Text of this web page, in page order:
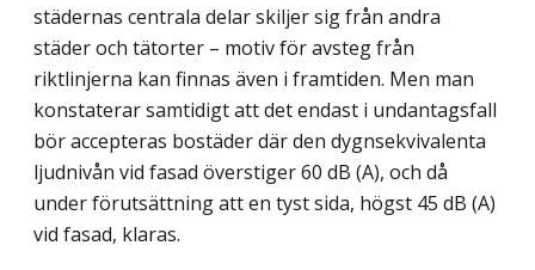
städernas centrala delar skiljer sig från andra
städer och tätorter – motiv för avsteg från
riktlinjerna kan finnas även i framtiden. Men man
konstaterar samtidigt att det endast i undantagsfall
bör accepteras bostäder där den dygnsekvivalenta
ljudnivån vid fasad överstiger 60 dB (A), och då
under förutsättning att en tyst sida, högst 45 dB (A)
vid fasad, klaras.